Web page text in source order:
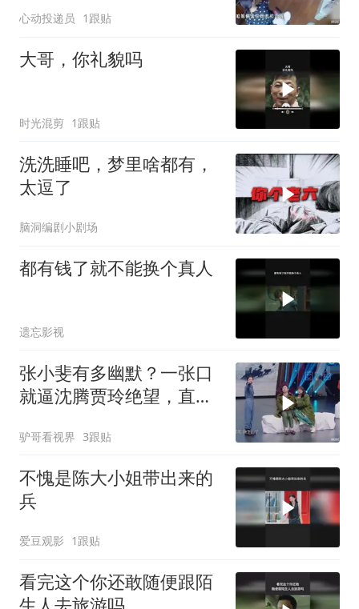
心动投递员 1跟贴
大哥，你礼貌吗
时光混剪 1跟贴
洗洗睡吧，梦里啥都有，
太逗了
脑洞编剧小剧场
都有钱了就不能换个真人
遗忘影视
张小斐有多幽默？一张口
就逼沈腾贾玲绝望，直
驴哥看视界 3跟贴
不愧是陈大小姐带出来的
兵
爱豆观影 1跟贴
看完这个你还敢随便跟陌